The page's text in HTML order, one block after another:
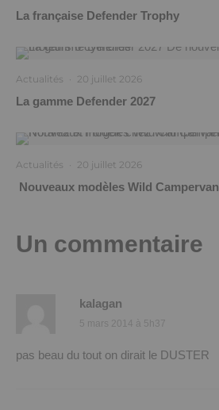
La française Defender Trophy
Actualités · 20 juillet 2026
La gamme Defender 2027
Actualités · 20 juillet 2026
Nouveaux modèles Wild Campervan
Un commentaire
kalagan
5 mars 2014 à 5h37
pas beau du tout on dirait le DUSTER